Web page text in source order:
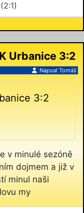
Urbanice 3:2
Napsal Tomáš
3:2
v minulé sezóně
dojmem a již v
minul naši
my